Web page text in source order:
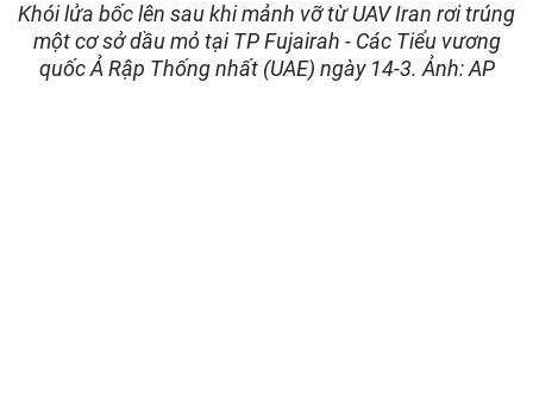
Khói lửa bốc lên sau khi mảnh vỡ từ UAV Iran rơi trúng
một cơ sở dầu mỏ tại TP Fujairah - Các Tiểu vương
quốc Ả Rập Thống nhất (UAE) ngày 14-3. Ảnh: AP